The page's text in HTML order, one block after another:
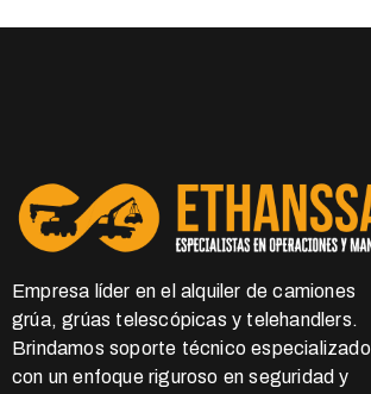
Empresa líder en el alquiler de camiones
grúa, grúas telescópicas y telehandlers.
Brindamos soporte técnico especializado
con un enfoque riguroso en seguridad y